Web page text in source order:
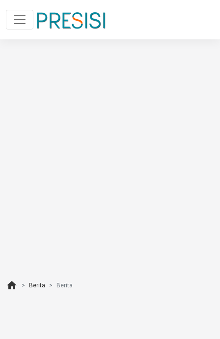
home Berita Berita